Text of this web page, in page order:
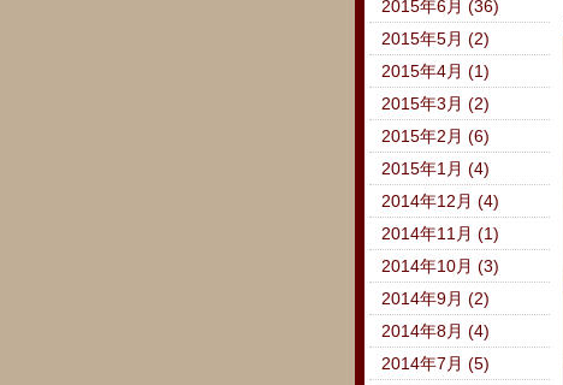
2015年6月 (36)
2015年5月 (2)
2015年4月 (1)
2015年3月 (2)
2015年2月 (6)
2015年1月 (4)
2014年12月 (4)
2014年11月 (1)
2014年10月 (3)
2014年9月 (2)
2014年8月 (4)
2014年7月 (5)